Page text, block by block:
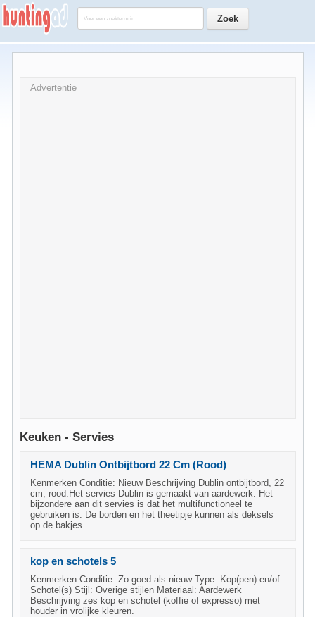
Advertentie
Keuken - Servies
HEMA Dublin Ontbijtbord 22 Cm (Rood)
Kenmerken Conditie: Nieuw Beschrijving Dublin ontbijtbord, 22
cm, rood.Het servies Dublin is gemaakt van aardewerk. Het
bijzondere aan dit servies is dat het multifunctioneel te
gebruiken is. De borden en het theetipje kunnen als deksels
op de bakjes
kop en schotels 5
Kenmerken Conditie: Zo goed als nieuw Type: Kop(pen) en/of
Schotel(s) Stijl: Overige stijlen Materiaal: Aardewerk
Beschrijving zes kop en schotel (koffie of expresso) met
houder in vrolijke kleuren.